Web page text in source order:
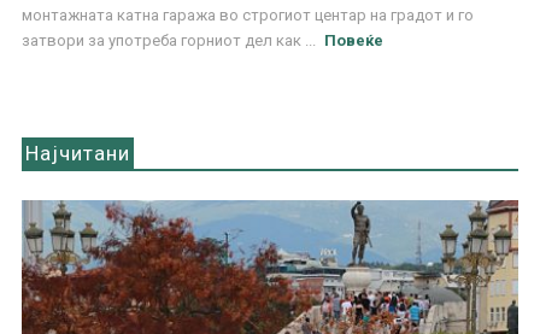
монтажната катна гаража во строгиот центар на градот и го
затвори за употреба горниот дел как ...
Повеќе
Најчитани